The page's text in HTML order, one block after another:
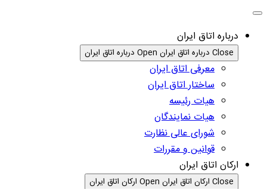
درباره اتاق ایران
Close درباره اتاق ایران Open درباره اتاق ایران
معرفی اتاق ایران
ساختار اتاق ایران
هیات رئیسه
هیات نمایندگان
شورای عالی نظارت
قوانین و مقررات
ارکان اتاق ایران
Close ارکان اتاق ایران Open ارکان اتاق ایران